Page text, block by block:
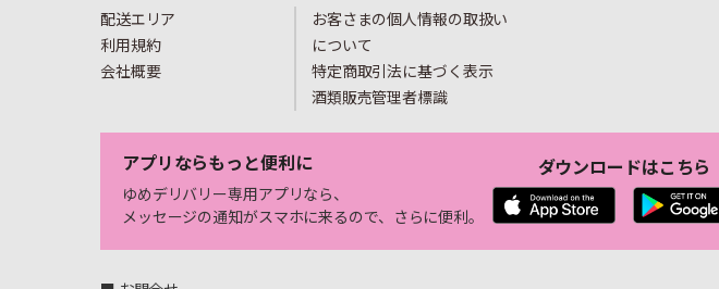
配送エリア
利用規約
会社概要
お客さまの個人情報の取扱い
について
特定商取引法に基づく表示
酒類販売管理者標識
アプリならもっと便利に
ゆめデリバリー専用アプリなら、
メッセージの通知がスマホに来るので、さらに便利。
ダウンロードはこちら